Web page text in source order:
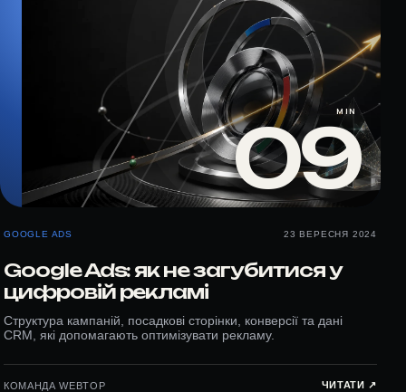
09
MIN
GOOGLE ADS 23 ВЕРЕСНЯ 2024
Google Ads: як не загубитися у
цифровій рекламі
Структура кампаній, посадкові сторінки, конверсії та дані
CRM, які допомагають оптимізувати рекламу.
КОМАНДА WEBTOP ЧИТАТИ ↗︎